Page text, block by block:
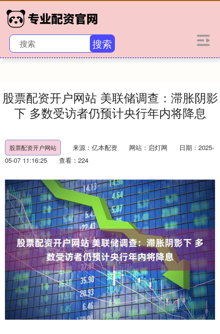
搜索
股票配资开户网站 美联储调查：滞胀阴影
下 多数受访者仍预计央行年内将降息
股票配资开户网站 来源：亿本配资 网站：启灯网
日期：2025-
05-07 11:16:25
查看：224